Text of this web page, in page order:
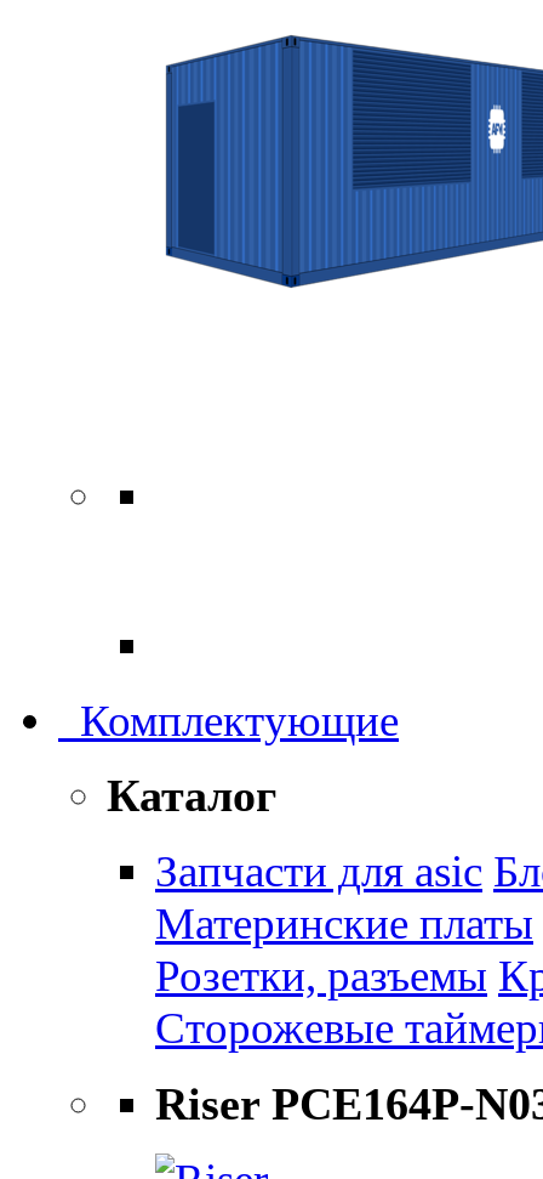
Комплектующие
Каталог
Запчасти для asic
Материнские платы
Розетки, разъемы
Сторожевые
Riser PCE164P-